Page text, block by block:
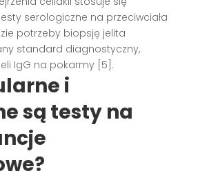
serologiczne na przeciwciała
potrzeby biopsję jelita
standard diagnostyczny,
IgG na pokarmy [5].
i
są testy na
?